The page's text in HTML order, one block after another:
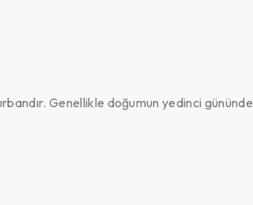
Genellikle doğumun yedinci gününde